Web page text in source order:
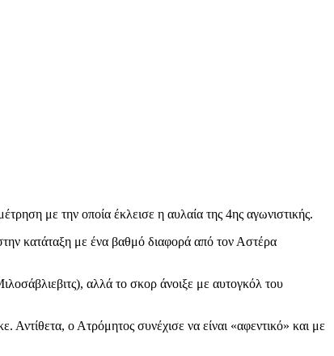
με την οποία έκλεισε η αυλαία της 4ης αγωνιστικής.
κατάταξη με ένα βαθμό διαφορά από τον Αστέρα
αλλά το σκορ άνοιξε με αυτογκόλ του
ο Ατρόμητος συνέχισε να είναι «αφεντικό» και με